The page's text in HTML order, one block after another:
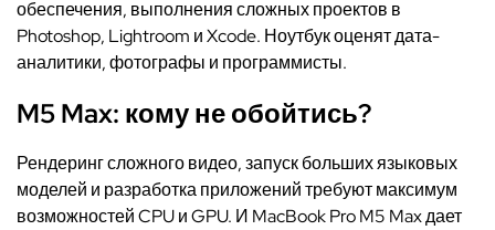
обеспечения, выполнения сложных проектов в
Photoshop, Lightroom и Xcode. Ноутбук оценят дата-
аналитики, фотографы и программисты.
M5 Max: кому не обойтись?
Рендеринг сложного видео, запуск больших языковых
моделей и разработка приложений требуют максимум
возможностей CPU и GPU. И MacBook Pro M5 Max дает